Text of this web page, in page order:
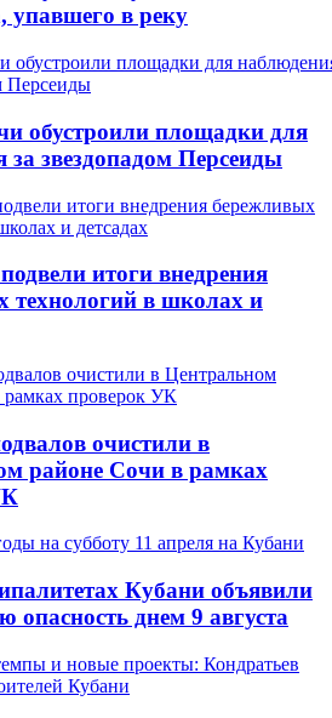
упавшего в реку
обустроили площадки для
за звездопадом Персеиды
итоги внедрения
технологий в школах и
очистили в
районе Сочи в рамках
Кубани объявили
опасность днем 9 августа